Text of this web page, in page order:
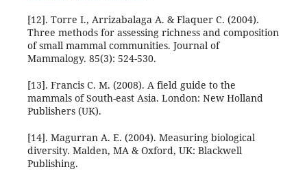
[12]. Torre I., Arrizabalaga A. & Flaquer C. (2004).
Three methods for assessing richness and composition
of small mammal communities. Journal of
Mammalogy. 85(3): 524-530.
[13]. Francis C. M. (2008). A field guide to the
mammals of South-east Asia. London: New Holland
Publishers (UK).
[14]. Magurran A. E. (2004). Measuring biological
diversity. Malden, MA & Oxford, UK: Blackwell
Publishing.